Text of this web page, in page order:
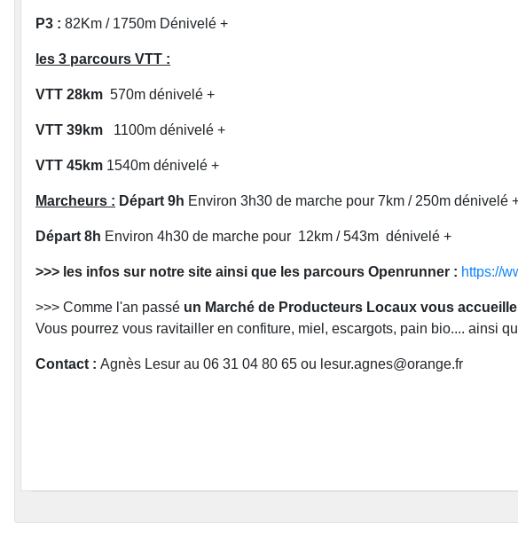
P3 : 82Km / 1750m Dénivelé +
les 3 parcours VTT :
VTT 28km 570m dénivelé +
VTT 39km 1100m dénivelé +
VTT 45km 1540m dénivelé +
Marcheurs : Départ 9h Environ 3h30 de marche pour 7km / 250m
Départ 8h Environ 4h30 de marche pour 12km / 543m dénivelé +
>>> les infos sur notre site ainsi que les parcours Openrunner : https://
>>> Comme l'an passé un Marché de Producteurs Locaux vous
Vous pourrez vous ravitailler en confiture, miel, escargots, pain bio.... ainsi
Contact : Agnès Lesur au 06 31 04 80 65 ou lesur.agnes@orange.fr